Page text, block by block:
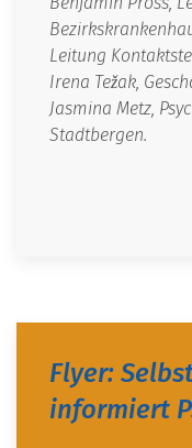
Leitung
Irena Težak,
Jasmina Metz,
Stadtbergen.
Flyer:
informiert